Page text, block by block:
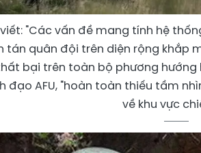
"Các vấn đề mang tính hệ
tán quân đội trên diện rộng khắp
bại trên toàn bộ phương
đạo AFU, "hoàn toàn thiếu tầm
về khu vực